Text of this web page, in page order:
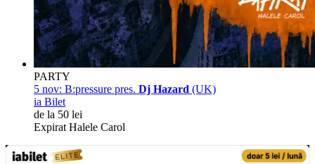
PARTY
5 nov: B:pressure pres. Dj Hazard (UK)
ia Bilet
de la 50 lei
Expirat Halele Carol